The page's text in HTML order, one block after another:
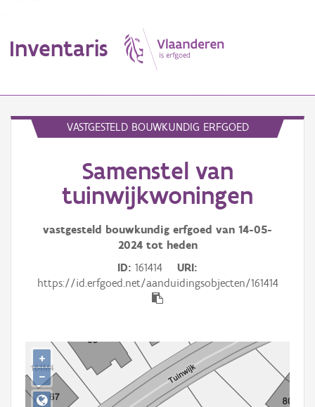
Inventaris
Aanduidingsobject
Waarneming
Gebeurtenis
Downloads
Hergebruik
VASTGESTELD BOUWKUNDIG ERFGOED
Samenstel van
tuinwijkwoningen
vastgesteld bouwkundig erfgoed van 14-05-
2024tot heden
ID 161414
URI
https://id.erfgoed.net/aanduidingsobjecten/161414
+
−